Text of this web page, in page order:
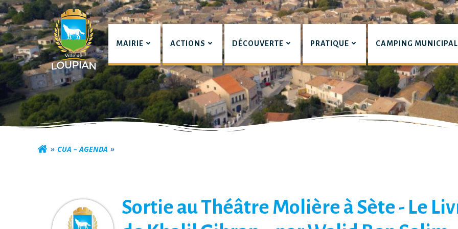
Aller
au
contenu
Commune de Loupian
MAIRIE ACTIONS DÉCOUVERTE PRATIQUE CAMPING MUNICIPAL
CUA – AGENDA
Sortie au Théâtre Molière à Sète - Le